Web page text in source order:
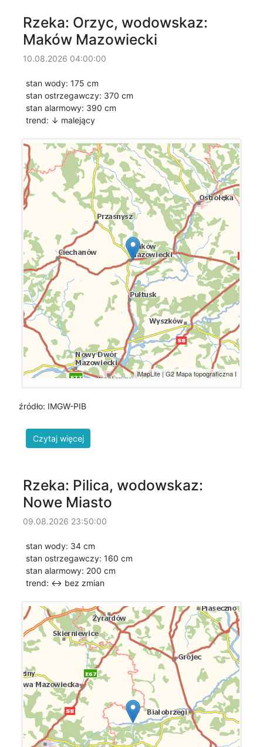
Rzeka: Orzyc, wodowskaz:
Maków Mazowiecki
10.08.2026 04:00:00
stan wody: 175 cm
stan ostrzegawczy: 370 cm
stan alarmowy: 390 cm
trend: ↓ malejący
źródło: IMGW-PIB
Rzeka: Pilica, wodowskaz:
Nowe Miasto
09.08.2026 23:50:00
stan wody: 34 cm
stan ostrzegawczy: 160 cm
stan alarmowy: 200 cm
trend: ↔ bez zmian